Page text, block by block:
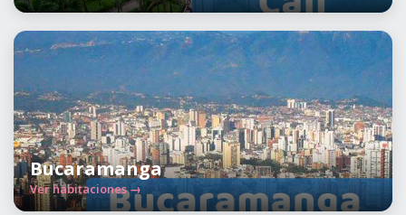
Bucaramanga
Ver habitaciones →